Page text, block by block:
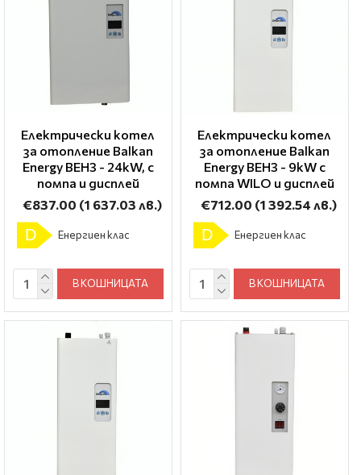
Електрически котел
за отопление Balkan
Energy BEH3 - 24kW, с
помпа и дисплей
€837.00 (1 637.03 лв.)
D Енергиен клас
В КОШНИЦАТА
Електрически котел
за отопление Balkan
Energy BEH3 - 9kW с
помпа WILO и дисплей
€712.00 (1 392.54 лв.)
D Енергиен клас
В КОШНИЦАТА